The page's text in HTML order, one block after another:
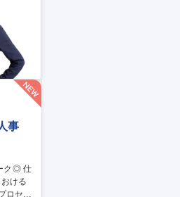
事
ける